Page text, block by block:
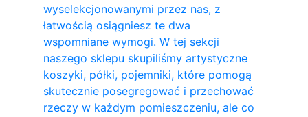
wyselekcjonowanymi przez nas, z
łatwością osiągniesz te dwa
wspomniane wymogi. W tej sekcji
naszego sklepu skupiliśmy artystyczne
koszyki, półki, pojemniki, które pomogą
skutecznie posegregować i przechować
rzeczy w każdym pomieszczeniu, ale co